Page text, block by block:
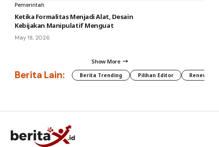
Pemerintah
Ketika Formalitas Menjadi Alat, Desain
Kebijakan Manipulatif Menguat
May 18, 2026
Show More
Berita Lain: Berita Trending Pilihan Editor